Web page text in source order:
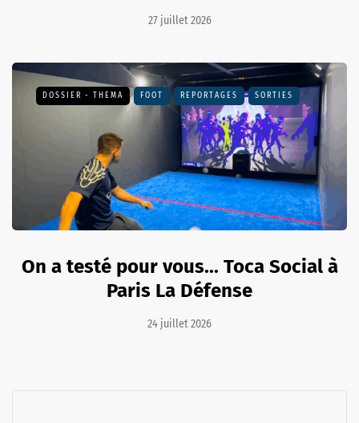
27 juillet 2026
DOSSIER - THEMA FOOT REPORTAGES SORTIES
On a testé pour vous... Toca Social à
Paris La Défense
24 juillet 2026